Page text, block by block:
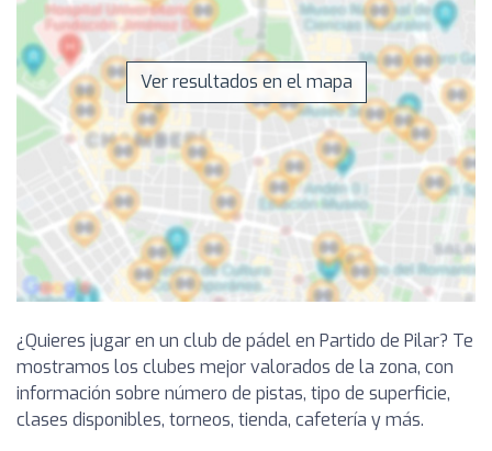
Ver resultados en el mapa
¿Quieres jugar en un club de pádel en Partido de Pilar? Te
mostramos los clubes mejor valorados de la zona, con
información sobre número de pistas, tipo de superficie,
clases disponibles, torneos, tienda, cafetería y más.